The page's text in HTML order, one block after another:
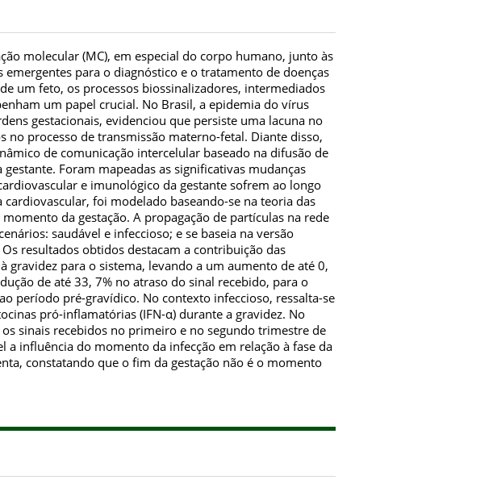
molecular (MC), em especial do corpo humano, junto às
para o diagnóstico e o tratamento de doenças
um feto, os processos biossinalizadores, intermediados
um papel crucial. No Brasil, a epidemia do vírus
gestacionais, evidenciou que persiste uma lacuna no
processo de transmissão materno-fetal. Diante disso,
de comunicação intercelular baseado na difusão de
Foram mapeadas as significativas mudanças
e imunológico da gestante sofrem ao longo
foi modelado baseando-se na teoria das
da gestação. A propagação de partículas na rede
saudável e infeccioso; e se baseia na versão
resultados obtidos destacam a contribuição das
gravidez para o sistema, levando a um aumento de até 0,
de até 33, 7% no atraso do sinal recebido, para o
período pré-gravídico. No contexto infeccioso, ressalta-se
pró-inflamatórias (IFN-α) durante a gravidez. No
sinais recebidos no primeiro e no segundo trimestre de
a influência do momento da infecção em relação à fase da
constatando que o fim da gestação não é o momento